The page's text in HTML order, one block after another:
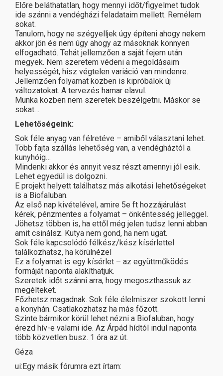
Előre beláthatatlan, hogy mennyi időt/figyelmet tudok
ide szánni a vendégházi feladataim mellett. Remélem
sokat.
Tanulom, hogy ne szégyelljek úgy építeni ahogy nekem
akkor jön és nem úgy ahogy az másoknak könnyen
elfogadható. Tehát jellemzően a saját fejem után
megyek. Nem szeretem védeni a megoldásaim
helyességét, hisz végtelen variáció van mindenre.
Jellemzően folyamat közben is kipróbálok új
változatokat. A tervezés hamar elavul.
Munka közben nem szeretek beszélgetni. Máskor se
sokat…
Lehetőségeink:
Sok féle anyag van félretéve – amiből választani lehet.
Több fajta szállás lehetőség van, a vendégháztól a
kunyhóig…
Mindenki akkor és annyit vesz részt amennyi jól esik.
Lehet egyedül is dolgozni.
E projekt helyett találhatsz más alkotási lehetőségeket
is a Biofaluban.
Az első nap kivételével, amire 5e ft hozzájárulást
kérek, pénzmentes a folyamat – önkéntesség jelleggel.
Jöhetsz többen is, ha ettől még jelen tudsz lenni abban
amit csinálsz. Kutya nem gond, ha nem ugat.
Sok féle kapcsolódó félkész/kész kísérlettel
találkozhatsz, ha körülnézel
Ez a folyamat is egy kísérlet – az együttműködés
formáját naponta alakíthatjuk.
Szeretek időt szánni arra, hogy megoszthassuk az
megélteket.
Főzhetsz magadnak. Sok féle élelmiszer szokott lenni
a konyhán. Csatlakozhatsz ha más főzött.
Szinte bármikor körül lehet nézni a Biofaluban, hogy
érezd hív-e valami ide. Az Árpád hídtól indul naponta
több közvetlen busz. 1 óra az út.
Géza
ui:Egy másik fórumra ezt írtam: